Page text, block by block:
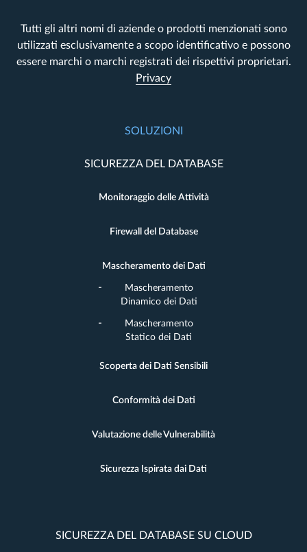
Tutti gli altri nomi di aziende o prodotti menzionati sono
utilizzati esclusivamente a scopo identificativo e possono
essere marchi o marchi registrati dei rispettivi proprietari.
Privacy
SOLUZIONI
SICUREZZA DEL DATABASE
Monitoraggio delle Attività
Firewall del Database
Mascheramento dei Dati
Mascheramento
Dinamico dei Dati
Mascheramento
Statico dei Dati
Scoperta dei Dati Sensibili
Conformità dei Dati
Valutazione delle Vulnerabilità
Sicurezza Ispirata dai Dati
SICUREZZA DEL DATABASE SU CLOUD